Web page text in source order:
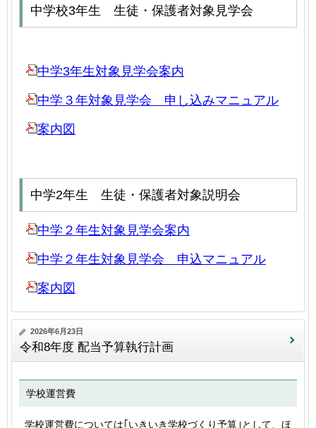
中学校3年生 生徒・保護者対象見学会
中学3年生対象見学会案内
中学３年対象見学会 申し込みマニュアル
案内図
中学2年生 生徒・保護者対象説明会
中学２年生対象見学会案内
中学２年生対象見学会 申込マニュアル
案内図
2026年6月23日
令和8年度 配当予算執行計画
学校運営費
学校運営費については｢いきいき学校づくり予算｣として、ほ